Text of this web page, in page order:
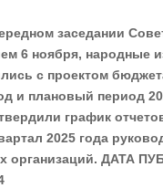
заседании
6 ноября, народные
с проектом
и плановый период
график
2025 года
организаций. ДАТА